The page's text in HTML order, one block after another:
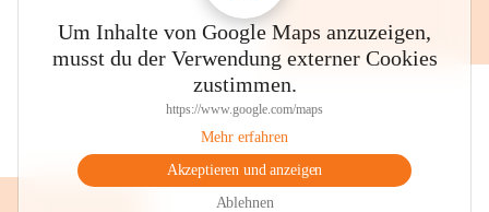
Um Inhalte von Google Maps anzuzeigen,
musst du der Verwendung externer Cookies
zustimmen.
https://www.google.com/maps
Mehr erfahren
Akzeptieren und anzeigen
Ablehnen